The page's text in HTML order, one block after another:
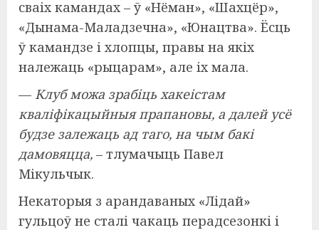
сваіх камандах – ў «Нёман», «Шахцёр»,
«Дынама-Маладзечна», «Юнацтва». Ёсць
ў камандзе і хлопцы, правы на якіх
належаць «рыцарам», але іх мала.
— Клуб можа зрабіць хакеістам
кваліфікацыйныя прапановы, а далей усё
будзе залежаць ад таго, на чым бакі
дамовяцца, – тлумачыць Павел
Мікульчык.
Некаторыя з арандаваных «Лідай»
гульцоў не сталі чакаць перадсезонкі і